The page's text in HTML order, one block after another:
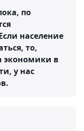
по
население
то,
экономики в
у нас